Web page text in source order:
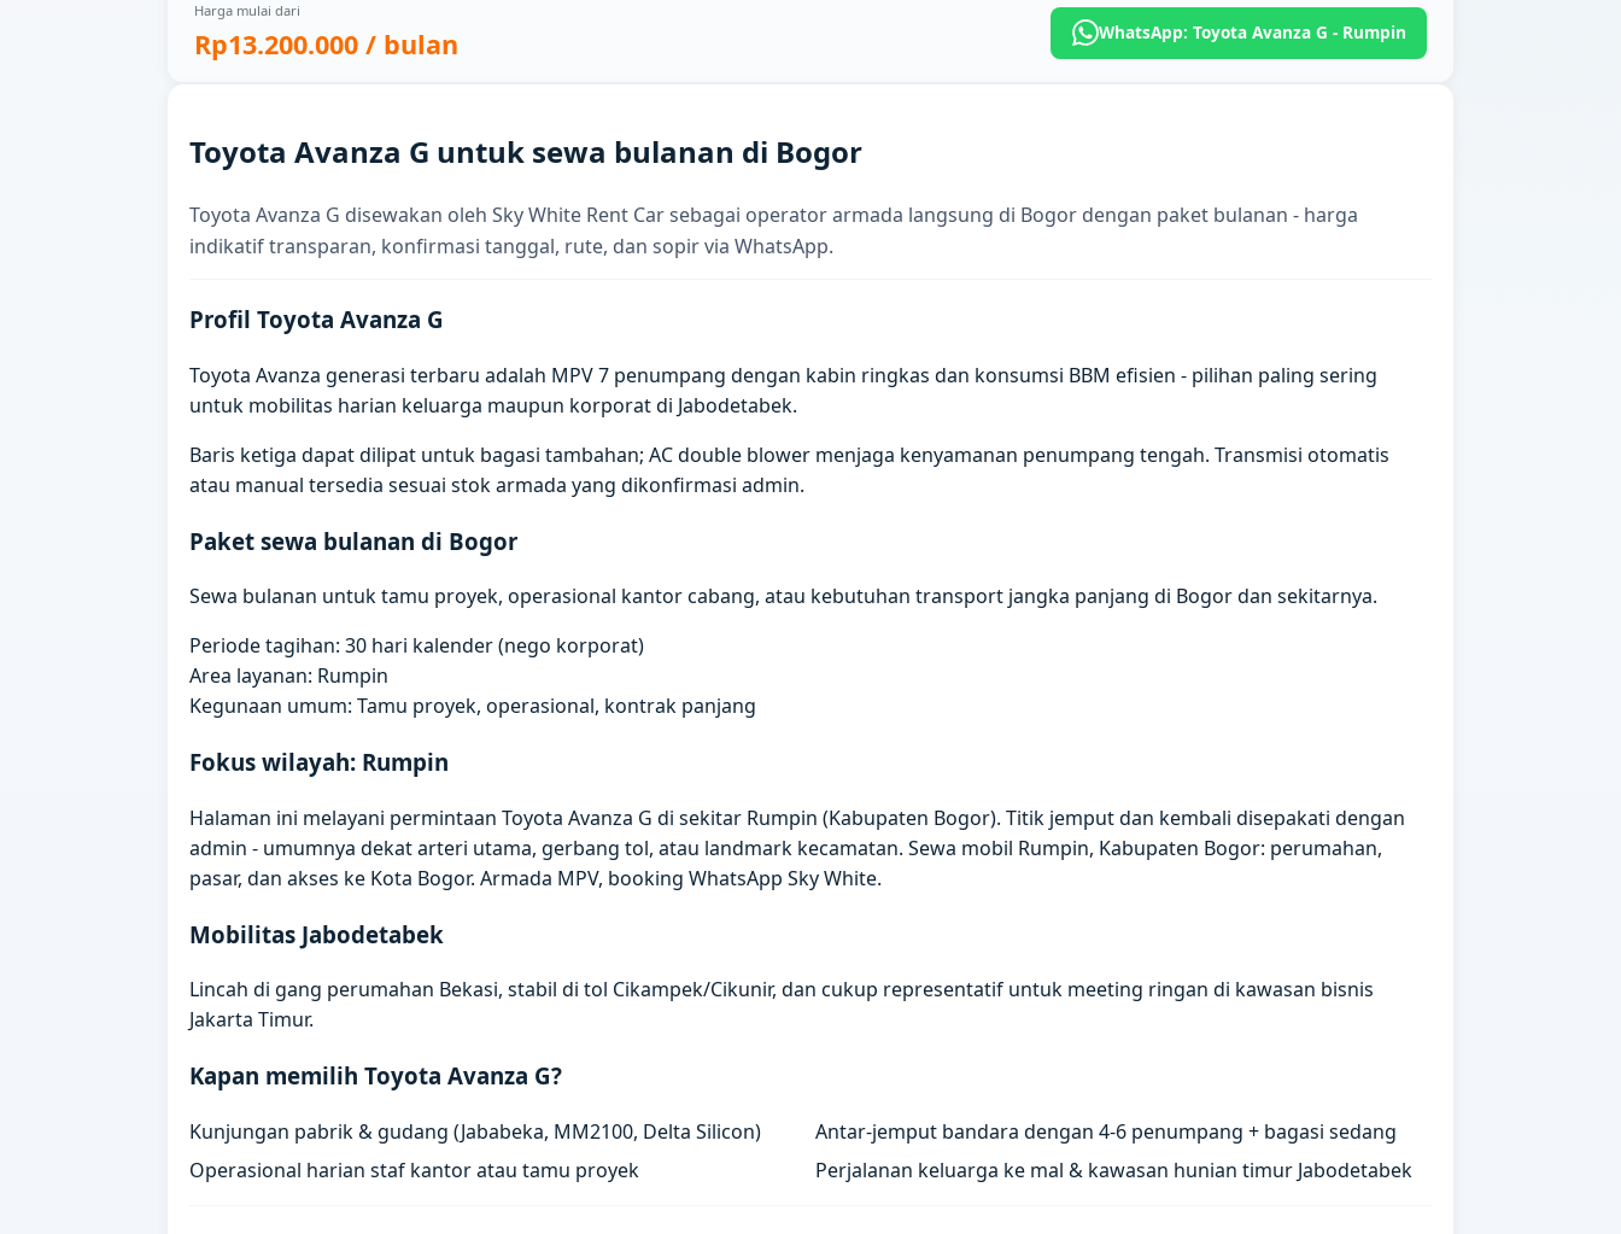
Harga mulai dari
Rp13.200.000 / bulan WhatsApp: Toyota Avanza G - Rumpin
Toyota Avanza G untuk sewa bulanan di Bogor
Toyota Avanza G disewakan oleh Sky White Rent Car sebagai operator armada langsung di Bogor dengan paket bulanan - harga
indikatif transparan, konfirmasi tanggal, rute, dan sopir via WhatsApp.
Profil Toyota Avanza G
Toyota Avanza generasi terbaru adalah MPV 7 penumpang dengan kabin ringkas dan konsumsi BBM efisien - pilihan paling sering
untuk mobilitas harian keluarga maupun korporat di Jabodetabek.
Baris ketiga dapat dilipat untuk bagasi tambahan; AC double blower menjaga kenyamanan penumpang tengah. Transmisi otomatis
atau manual tersedia sesuai stok armada yang dikonfirmasi admin.
Paket sewa bulanan di Bogor
Sewa bulanan untuk tamu proyek, operasional kantor cabang, atau kebutuhan transport jangka panjang di Bogor dan sekitarnya.
Periode tagihan: 30 hari kalender (nego korporat)
Area layanan: Rumpin
Kegunaan umum: Tamu proyek, operasional, kontrak panjang
Fokus wilayah: Rumpin
Halaman ini melayani permintaan Toyota Avanza G di sekitar Rumpin (Kabupaten Bogor). Titik jemput dan kembali disepakati dengan
admin - umumnya dekat arteri utama, gerbang tol, atau landmark kecamatan. Sewa mobil Rumpin, Kabupaten Bogor: perumahan,
pasar, dan akses ke Kota Bogor. Armada MPV, booking WhatsApp Sky White.
Mobilitas Jabodetabek
Lincah di gang perumahan Bekasi, stabil di tol Cikampek/Cikunir, dan cukup representatif untuk meeting ringan di kawasan bisnis
Jakarta Timur.
Kapan memilih Toyota Avanza G?
Kunjungan pabrik & gudang (Jababeka, MM2100, Delta Silicon)
Antar-jemput bandara dengan 4-6 penumpang + bagasi sedang
Operasional harian staf kantor atau tamu proyek
Perjalanan keluarga ke mal & kawasan hunian timur Jabodetabek